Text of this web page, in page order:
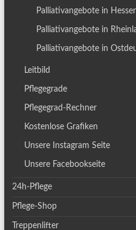
Palliativangebote in
Palliativangebote in
Palliativangebote in
Leitbild
Pflegegrade
Pflegegrad-Rechner
Kostenlose Grafiken
Unsere Instagram Seite
Unsere Facebookseite
24h-Pflege
Pflege-Shop
Treppenlifter